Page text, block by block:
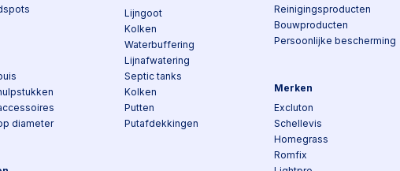
diameter
Lijngoot
Kolken
Waterbuffering
Lijnafwatering
Septic tanks
Kolken
Putten
Putafdekkingen
Reinigingsproducten
Bouwproducten
Persoonlijke bescherming
Merken
Excluton
Schellevis
Homegrass
Romfix